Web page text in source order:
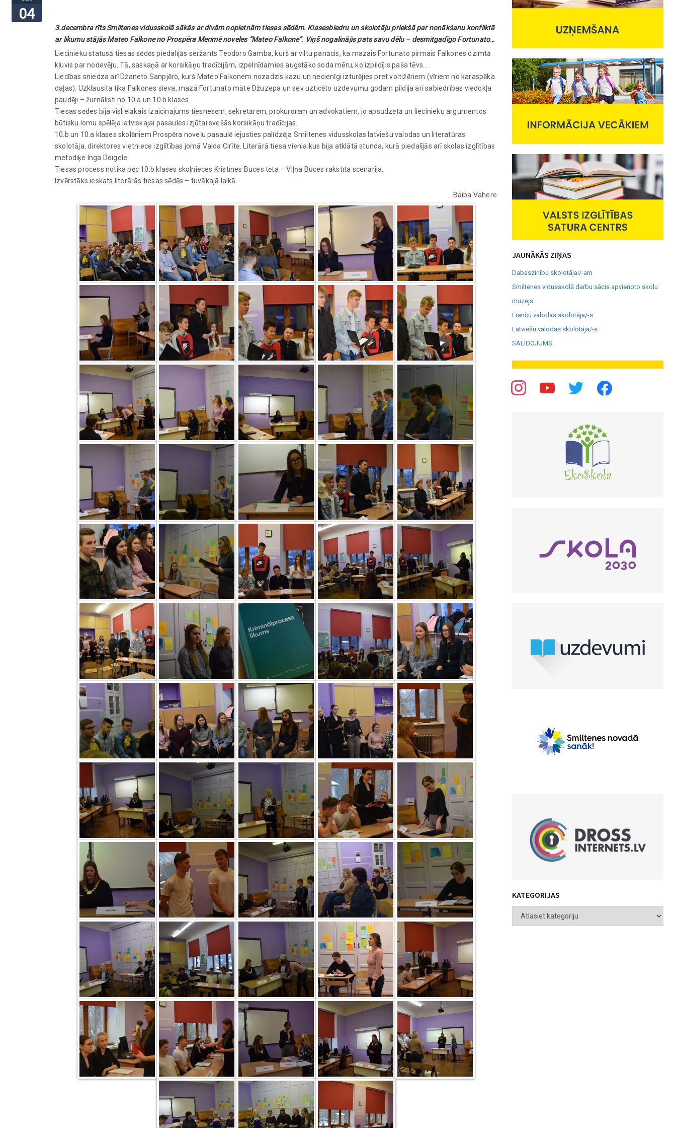
04
3.decembra rīts Smiltenes vidusskolā sākās ar divām nopietnām tiesas sēdēm. Klasesbiedru un skolotāju priekšā par nonākšanu konfliktā
ar likumu stājās Mateo Falkone no Prospēra Merimē noveles “Mateo Falkone”. Viņš nogalinājis pats savu dēlu – desmitgadīgo Fortunato…
Liecinieku statusā tiesas sēdēs piedalījās seržants Teodoro Gamba, kurš ar viltu panācis, ka mazais Fortunato pirmais Falkones dzimtā
kļuvis par nodevēju. Tā, saskaņā ar korsikāņu tradīcijām, izpelnīdamies augstāko soda mēru, ko izpildījis paša tēvs…
Liecības sniedza arī Džaneto Sanpjēro, kurš Mateo Falkonem nozadzis kazu un necienīgi izturējies pret voltižēriem (vīriem no karaspēka
daļas). Uzklausīta tika Falkones sieva, mazā Fortunato māte Džuzepa un sev uzticēto uzdevumu godam pildīja arī sabiedrības viedokļa
paudēji – žurnālisti no 10.a un 10.b klases.
Tiesas sēdes bija vislielākais izaicinājums tiesnesēm, sekretārēm, prokurorēm un advokātiem, jo apsūdzētā un liecinieku argumentos
būtisku lomu spēlēja latviskajai pasaules izjūtai svešās korsikāņu tradīcijas.
10.b un 10.a klases skolēniem Prospēra noveļu pasaulē iejusties palīdzēja Smiltenes vidusskolas latviešu valodas un literatūras
skolotāja, direktores vietniece izglītības jomā Valda Cirīte. Literārā tiesa vienlaikus bija atklātā stunda, kurā piedalījās arī skolas izglītības
metodiķe Inga Deigele.
Tiesas process notika pēc 10.b klases skolnieces Kristīnes Būces tēta – Viļņa Būces rakstīta scenārija.
Izvērstāks ieskats literārās tiesas sēdēs – tuvākajā laikā.
Baiba Vahere
JAUNĀKĀS ZIŅAS
Dabaszinību skolotājai/-am
Smiltenes vidusskolā darbu sācis apvienoto skolu
muzejs.
Franču valodas skolotāja/-s
Latviešu valodas skolotāja/-s
SALIDOJUMS
KATEGORIJAS